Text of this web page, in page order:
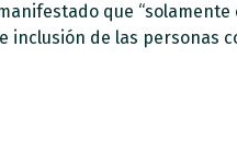
que “solamente
inclusión de las personas